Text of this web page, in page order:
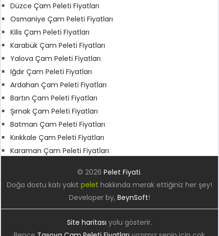
Düzce Çam Peleti Fiyatları
Osmaniye Çam Peleti Fiyatları
Kilis Çam Peleti Fiyatları
Karabük Çam Peleti Fiyatları
Yalova Çam Peleti Fiyatları
Iğdır Çam Peleti Fiyatları
Ardahan Çam Peleti Fiyatları
Bartın Çam Peleti Fiyatları
Şırnak Çam Peleti Fiyatları
Batman Çam Peleti Fiyatları
Kırıkkale Çam Peleti Fiyatları
Karaman Çam Peleti Fiyatları
© 2026 Pelet Fiyati.
Doğa dostu katı yakıt pelethakkında merak ettiğiniz her şey!
Developer by, BeynSoft!
Site haritası yolu gösterir.